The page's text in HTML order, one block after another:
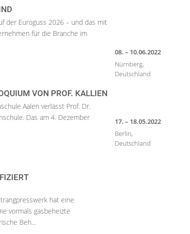
der Euroguss 2026 – und das mit
für die Branche im
VON PROF. KALLIEN
Aalen verlässt Prof. Dr.
Das am 4. Dezember
hat eine
vormals gasbeheizte
Beh...
08. – 10.06.2022
Nürnberg,
Deutschland
17. – 18.05.2022
Berlin,
Deutschland